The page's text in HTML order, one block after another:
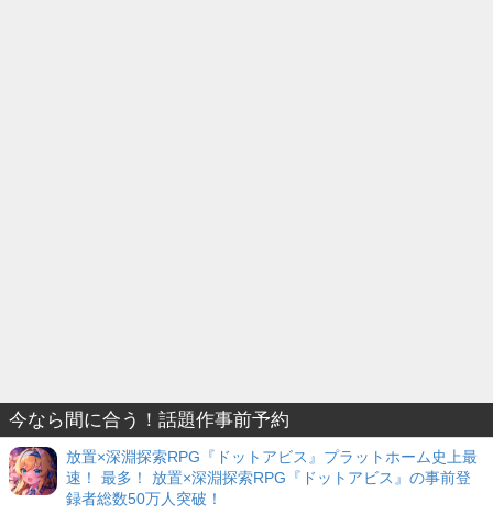
今なら間に合う！話題作事前予約
放置×深淵探索RPG『ドットアビス』プラットホーム史上最
速！ 最多！ 放置×深淵探索RPG『ドットアビス』の事前登
録者総数50万人突破！